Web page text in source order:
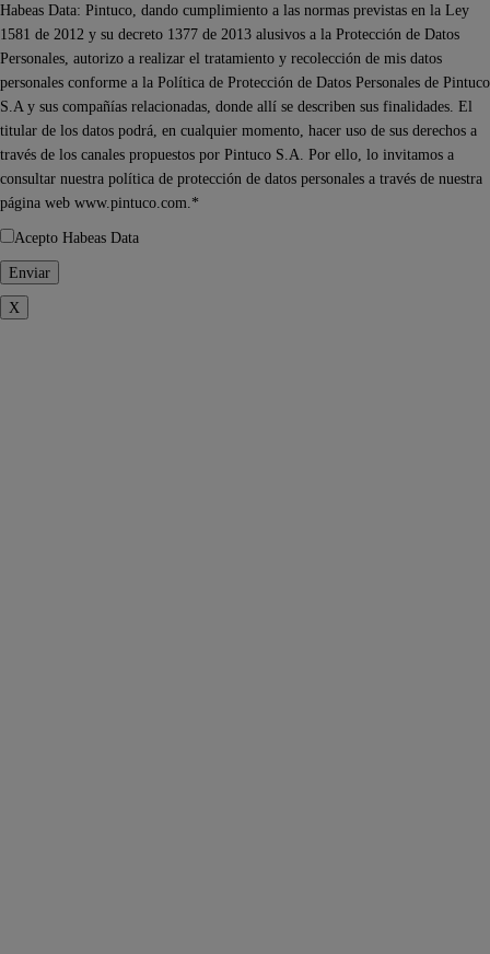
Habeas Data: Pintuco, dando cumplimiento a las normas previstas en la Ley
1581 de 2012 y su decreto 1377 de 2013 alusivos a la Protección de Datos
Personales, autorizo a realizar el tratamiento y recolección de mis datos
personales conforme a la Política de Protección de Datos Personales de Pintuco
S.A y sus compañías relacionadas, donde allí se describen sus finalidades. El
titular de los datos podrá, en cualquier momento, hacer uso de sus derechos a
través de los canales propuestos por Pintuco S.A. Por ello, lo invitamos a
consultar nuestra política de protección de datos personales a través de nuestra
página web www.pintuco.com.*
Acepto Habeas Data
X